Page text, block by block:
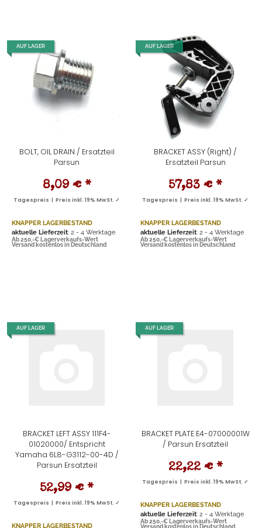
AUF LAGER
BOLT, OIL DRAIN / Ersatzteil
Parsun
8,09 € *
Tagespreis | Preis inkl. 19% MwSt. ✓
KNAPPER LAGERBESTAND
aktuelle Lieferzeit: 2 - 4 Werktage
Ab 250,-€ Lagerverkaufs-Wert
Versand kostenlos in Deutschland
AUF LAGER
BRACKET ASSY (Right) /
Ersatzteil Parsun
57,83 € *
Tagespreis | Preis inkl. 19% MwSt. ✓
KNAPPER LAGERBESTAND
aktuelle Lieferzeit: 2 - 4 Werktage
Ab 250,-€ Lagerverkaufs-Wert
Versand kostenlos in Deutschland
AUF LAGER
BRACKET LEFT ASSY 111F4-
01020000/ Entspricht
Yamaha 6L8-G3112-00-4D /
Parsun Ersatzteil
52,99 € *
Tagespreis | Preis inkl. 19% MwSt. ✓
KNAPPER LAGERBESTAND
AUF LAGER
BRACKET PLATE E4-07000001W
/ Parsun Ersatzteil
22,22 € *
Tagespreis | Preis inkl. 19% MwSt. ✓
KNAPPER LAGERBESTAND
aktuelle Lieferzeit: 2 - 4 Werktage
Ab 250,-€ Lagerverkaufs-Wert